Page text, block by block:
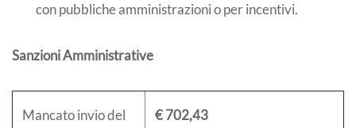
con pubbliche amministrazioni o per incentivi.
Sanzioni Amministrative
Mancato invio del
€ 702,43